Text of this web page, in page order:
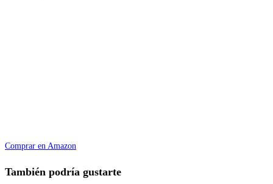
Comprar en Amazon
También podría gustarte